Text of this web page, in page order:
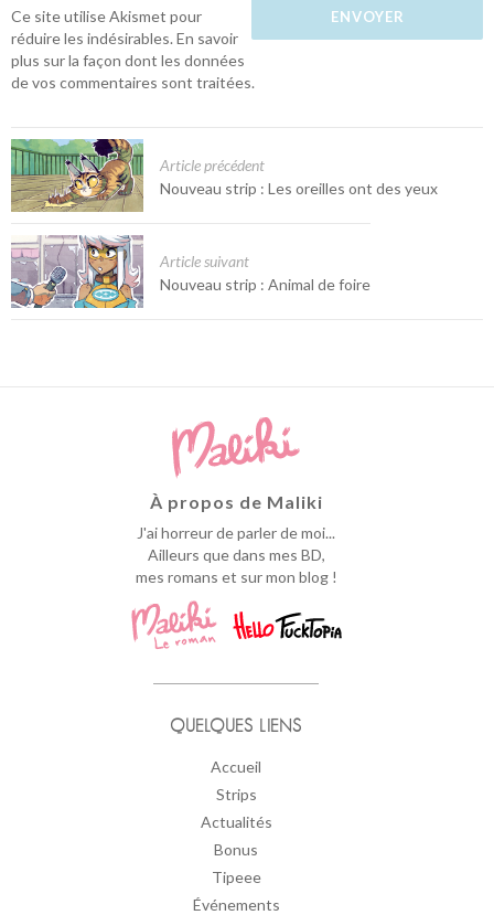
Ce site utilise Akismet pour
réduire les indésirables. En savoir
plus sur la façon dont les données
de vos commentaires sont traitées.
Article précédent
Nouveau strip : Les oreilles ont des yeux
Article suivant
Nouveau strip : Animal de foire
À propos de Maliki
J'ai horreur de parler de moi...
Ailleurs que dans mes BD,
mes romans et sur mon blog !
QUELQUES LIENS
Accueil
Strips
Actualités
Bonus
Tipeee
Événements